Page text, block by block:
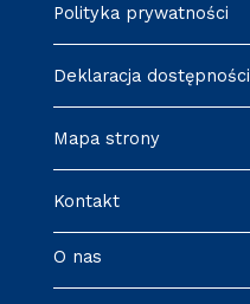
Polityka prywatności
Deklaracja dostępności
Mapa strony
Kontakt
O nas